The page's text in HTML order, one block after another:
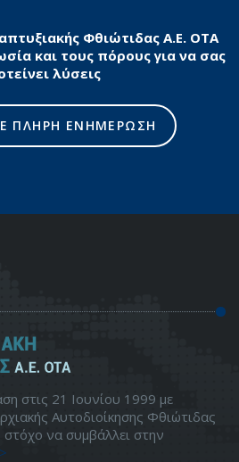
Φθιώτιδας Α.Ε. ΟΤΑ
και τους πόρους για να σας
λύσεις
ΠΛΗΡΗ ΕΝΗΜΕΡΩΣΗ
στις 21 Ιουνίου 1999 με
Αυτοδιοίκησης Φθιώτιδας
στόχο να συμβάλλει στην